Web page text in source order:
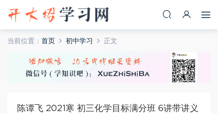
当前位置： 首页 初中学习 正文
陈谭飞 2021寒 初三化学目标满分班 6讲带讲义